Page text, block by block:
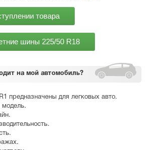
на мой автомобиль?
предназначены для легковых авто.
модель.
товара
шины 225/50 R18